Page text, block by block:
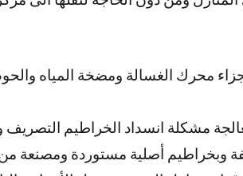
محرك الغسالة ومضخة المياه
مشكلة انسداد الخراطيم التصريف
وبخراطيم أصلية مستوردة ومصنعة